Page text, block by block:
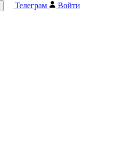
Телеграм Войти